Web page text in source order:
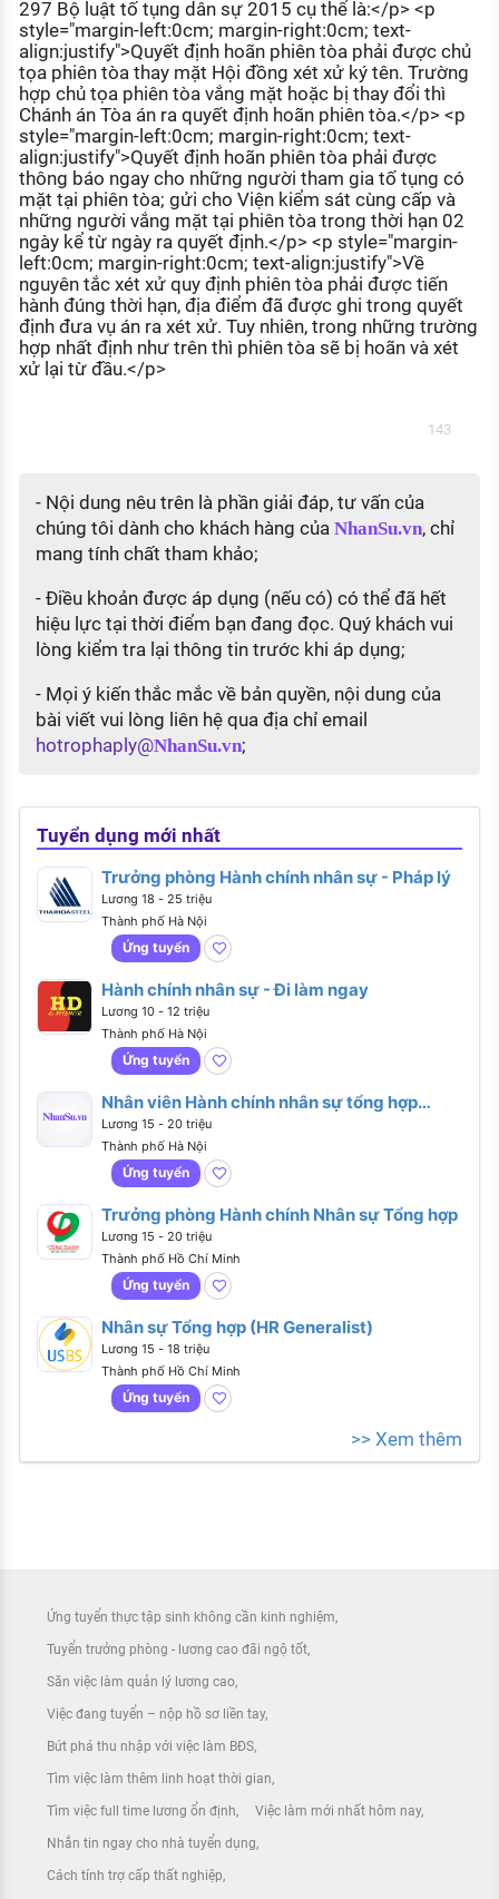
297 Bộ luật tố tụng dân sự 2015 cụ thể là:</p> <p
style="margin-left:0cm; margin-right:0cm; text-
align:justify">Quyết định hoãn phiên tòa phải được chủ
tọa phiên tòa thay mặt Hội đồng xét xử ký tên. Trường
hợp chủ tọa phiên tòa vắng mặt hoặc bị thay đổi thì
Chánh án Tòa án ra quyết định hoãn phiên tòa.</p> <p
style="margin-left:0cm; margin-right:0cm; text-
align:justify">Quyết định hoãn phiên tòa phải được
thông báo ngay cho những người tham gia tố tụng có
mặt tại phiên tòa; gửi cho Viện kiểm sát cùng cấp và
những người vắng mặt tại phiên tòa trong thời hạn 02
ngày kể từ ngày ra quyết định.</p> <p style="margin-
left:0cm; margin-right:0cm; text-align:justify">Về
nguyên tắc xét xử quy định phiên tòa phải được tiến
hành đúng thời hạn, địa điểm đã được ghi trong quyết
định đưa vụ án ra xét xử. Tuy nhiên, trong những trường
hợp nhất định như trên thì phiên tòa sẽ bị hoãn và xét
xử lại từ đầu.</p>
143
- Nội dung nêu trên là phần giải đáp, tư vấn của
chúng tôi dành cho khách hàng của NhanSu.vn, chỉ
mang tính chất tham khảo;
- Điều khoản được áp dụng (nếu có) có thể đã hết
hiệu lực tại thời điểm bạn đang đọc. Quý khách vui
lòng kiểm tra lại thông tin trước khi áp dụng;
- Mọi ý kiến thắc mắc về bản quyền, nội dung của
bài viết vui lòng liên hệ qua địa chỉ email
hotrophaply@NhanSu.vn;
Tuyển dụng mới nhất
Trưởng phòng Hành chính nhân sự - Pháp lý
Lương 18 - 25 triệu
Thành phố Hà Nội
Ứng tuyển
Hành chính nhân sự - Đi làm ngay
Lương 10 - 12 triệu
Thành phố Hà Nội
Ứng tuyển
Nhân viên Hành chính nhân sự tổng hợp
(Nghỉ T7&CN - Lương 15 - 20m tại Hà Nội)
Lương 15 - 20 triệu
Thành phố Hà Nội
Ứng tuyển
Trưởng phòng Hành chính Nhân sự Tổng hợp
Lương 15 - 20 triệu
Thành phố Hồ Chí Minh
Ứng tuyển
Nhân sự Tổng hợp (HR Generalist)
Lương 15 - 18 triệu
Thành phố Hồ Chí Minh
Ứng tuyển
>> Xem thêm
Ứng tuyển thực tập sinh không cần kinh nghiệm
Tuyển trưởng phòng - lương cao đãi ngộ tốt
Săn việc làm quản lý lương cao
Việc đang tuyển – nộp hồ sơ liền tay
Bứt phá thu nhập với việc làm BĐS
Tìm việc làm thêm linh hoạt thời gian
Tìm việc full time lương ổn định Việc làm mới nhất hôm nay
Nhắn tin ngay cho nhà tuyển dụng
Cách tính trợ cấp thất nghiệp